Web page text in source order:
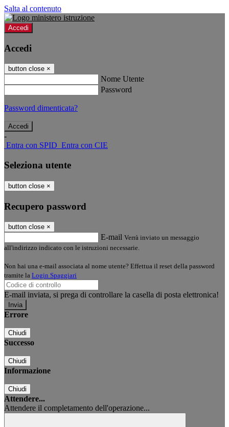
Salta al contenuto
Accedi
Accedi
button close ×
Nome Utente
Password
Password dimenticata?
-
Entra con SPID Entra con CIE
Seleziona utente
button close ×
Recupero password
button close ×
E-mail Verrà inviato un messaggio
all'indirizzo indicato con le istruzioni necessarie.
Non hai una e-mail associata al nome utente? Effettua il reset della password
tramite la Login Spaggiari
E-mail inviata, si prega di controllare la casella di posta elettronica!
Errore
Chiudi
Successo
Chiudi
Informazione
Chiudi
Attendere...
Attendere il completamento dell'operazione...